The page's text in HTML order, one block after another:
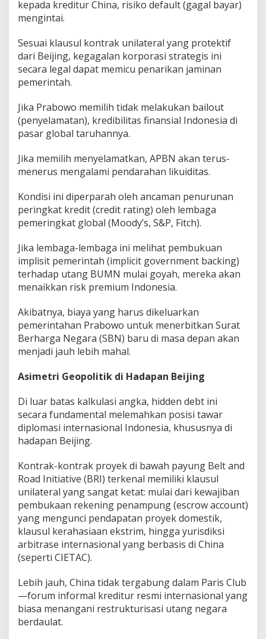
kepada kreditur China, risiko default (gagal bayar)
mengintai.
Sesuai klausul kontrak unilateral yang protektif
dari Beijing, kegagalan korporasi strategis ini
secara legal dapat memicu penarikan jaminan
pemerintah.
Jika Prabowo memilih tidak melakukan bailout
(penyelamatan), kredibilitas finansial Indonesia di
pasar global taruhannya.
Jika memilih menyelamatkan, APBN akan terus-
menerus mengalami pendarahan likuiditas.
​Kondisi ini diperparah oleh ancaman penurunan
peringkat kredit (credit rating) oleh lembaga
pemeringkat global (Moody’s, S&P, Fitch).
Jika lembaga-lembaga ini melihat pembukuan
implisit pemerintah (implicit government backing)
terhadap utang BUMN mulai goyah, mereka akan
menaikkan risk premium Indonesia.
Akibatnya, biaya yang harus dikeluarkan
pemerintahan Prabowo untuk menerbitkan Surat
Berharga Negara (SBN) baru di masa depan akan
menjadi jauh lebih mahal.
​Asimetri Geopolitik di Hadapan Beijing
​Di luar batas kalkulasi angka, hidden debt ini
secara fundamental melemahkan posisi tawar
diplomasi internasional Indonesia, khususnya di
hadapan Beijing.
Kontrak-kontrak proyek di bawah payung Belt and
Road Initiative (BRI) terkenal memiliki klausul
unilateral yang sangat ketat: mulai dari kewajiban
pembukaan rekening penampung (escrow account)
yang mengunci pendapatan proyek domestik,
klausul kerahasiaan ekstrim, hingga yurisdiksi
arbitrase internasional yang berbasis di China
(seperti CIETAC).
​Lebih jauh, China tidak tergabung dalam Paris Club
—forum informal kreditur resmi internasional yang
biasa menangani restrukturisasi utang negara
berdaulat.